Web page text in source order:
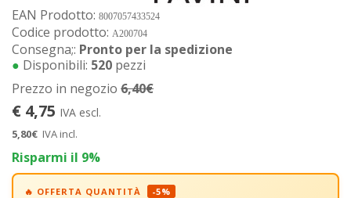
EAN Prodotto: 8007057433524
Codice prodotto: A200704
Consegna;: Pronto per la spedizione
● Disponibili: 520 pezzi
Prezzo in negozio 6,40€
€ 4,75 IVA escl.
5,80€ IVA incl.
Risparmi il 9%
🔥 OFFERTA QUANTITÀ -5%